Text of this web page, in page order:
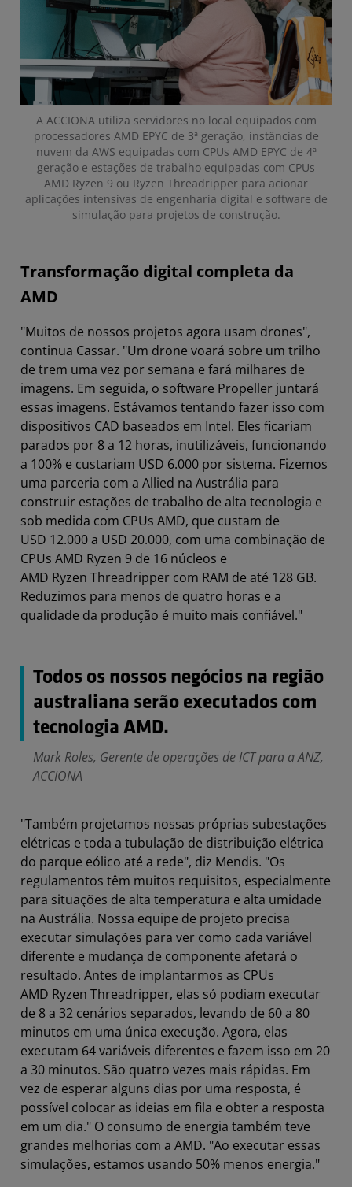
A ACCIONA utiliza servidores no local equipados com
processadores AMD EPYC de 3ª geração, instâncias de
nuvem da AWS equipadas com CPUs AMD EPYC de 4ª
geração e estações de trabalho equipadas com CPUs
AMD Ryzen 9 ou Ryzen Threadripper para acionar
aplicações intensivas de engenharia digital e software de
simulação para projetos de construção.
Transformação digital completa da
AMD
"Muitos de nossos projetos agora usam drones",
continua Cassar. "Um drone voará sobre um trilho
de trem uma vez por semana e fará milhares de
imagens. Em seguida, o software Propeller juntará
essas imagens. Estávamos tentando fazer isso com
dispositivos CAD baseados em Intel. Eles ficariam
parados por 8 a 12 horas, inutilizáveis, funcionando
a 100% e custariam USD 6.000 por sistema. Fizemos
uma parceria com a Allied na Austrália para
construir estações de trabalho de alta tecnologia e
sob medida com CPUs AMD, que custam de
USD 12.000 a USD 20.000, com uma combinação de
CPUs AMD Ryzen 9 de 16 núcleos e
AMD Ryzen Threadripper com RAM de até 128 GB.
Reduzimos para menos de quatro horas e a
qualidade da produção é muito mais confiável."
Todos os nossos negócios na região
australiana serão executados com
tecnologia AMD.
Mark Roles, Gerente de operações de ICT para a ANZ,
ACCIONA
"Também projetamos nossas próprias subestações
elétricas e toda a tubulação de distribuição elétrica
do parque eólico até a rede", diz Mendis. "Os
regulamentos têm muitos requisitos, especialmente
para situações de alta temperatura e alta umidade
na Austrália. Nossa equipe de projeto precisa
executar simulações para ver como cada variável
diferente e mudança de componente afetará o
resultado. Antes de implantarmos as CPUs
AMD Ryzen Threadripper, elas só podiam executar
de 8 a 32 cenários separados, levando de 60 a 80
minutos em uma única execução. Agora, elas
executam 64 variáveis diferentes e fazem isso em 20
a 30 minutos. São quatro vezes mais rápidas. Em
vez de esperar alguns dias por uma resposta, é
possível colocar as ideias em fila e obter a resposta
em um dia." O consumo de energia também teve
grandes melhorias com a AMD. "Ao executar essas
simulações, estamos usando 50% menos energia."